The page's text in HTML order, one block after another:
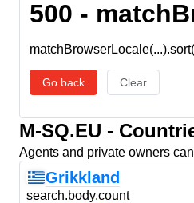
500 -
Go back Clear
M-SQ.EU -
Agents and private owners
Grikkland
search.body.count